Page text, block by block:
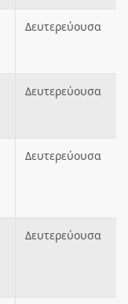
Δευτερεύουσα
Δευτερεύουσα
Δευτερεύουσα
Δευτερεύουσα